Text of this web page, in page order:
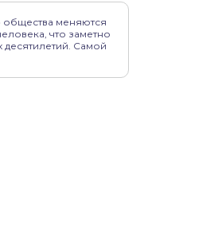
общества меняются
что заметно
Самой